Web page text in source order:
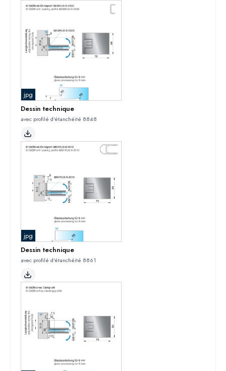
jpg
Dessin technique
avec profilé d'étanchéité 8848
jpg
Dessin technique
avec profilé d'étanchéité 8861